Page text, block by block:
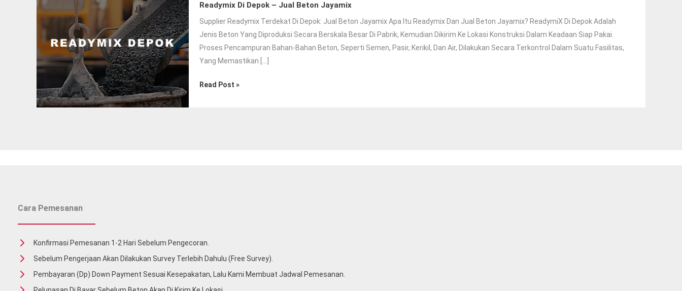
Readymix Di Depok – Jual Beton Jayamix
Supplier Readymix Terdekat Di Depok: Jual Beton Jayamix Apa Itu Readymix Dan Jual Beton Jayamix? ReadymiX Di Depok Adalah
Jenis Beton Yang Diproduksi Secara Berskala Besar Di Pabrik, Kemudian Dikirim Ke Lokasi Konstruksi Dalam Keadaan Siap Pakai.
Proses Pencampuran Bahan-Bahan Beton, Seperti Semen, Pasir, Kerikil, Dan Air, Dilakukan Secara Terkontrol Dalam Suatu Fasilitas,
Yang Memastikan […]
Readymix
Read Post »
Cara Pemesanan
Konfirmasi Pemesanan 1-2 Hari Sebelum Pengecoran.
Sebelum Pengerjaan Akan Dilakukan Survey Terlebih Dahulu (free Survey).
Pembayaran (Dp) Down Payment Sesuai Kesepakatan, Lalu Kami Membuat Jadwal Pemesanan.